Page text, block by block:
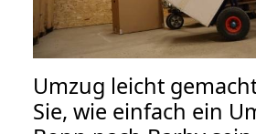
Umzug leicht
Sie, wie einfach ein